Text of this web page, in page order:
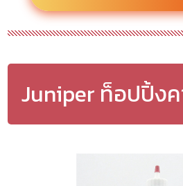
Juniper ท็อปปิ้งค